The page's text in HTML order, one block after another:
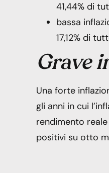
41,44% di
bassa
17,12% di
Grave
Una forte
gli anni in cui
rendimento
positivi su otto